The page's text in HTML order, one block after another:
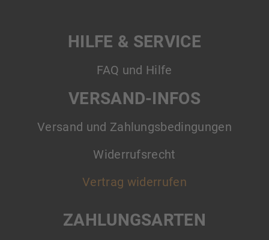
HILFE & SERVICE
FAQ und Hilfe
VERSAND-INFOS
Versand und Zahlungsbedingungen
Widerrufsrecht
Vertrag widerrufen
ZAHLUNGSARTEN